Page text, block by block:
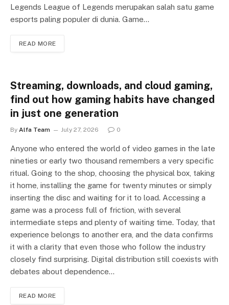
Legends League of Legends merupakan salah satu game
esports paling populer di dunia. Game…
READ MORE
Streaming, downloads, and cloud gaming,
find out how gaming habits have changed
in just one generation
By Alfa Team July 27, 2026 0
Anyone who entered the world of video games in the late
nineties or early two thousand remembers a very specific
ritual. Going to the shop, choosing the physical box, taking
it home, installing the game for twenty minutes or simply
inserting the disc and waiting for it to load. Accessing a
game was a process full of friction, with several
intermediate steps and plenty of waiting time. Today, that
experience belongs to another era, and the data confirms
it with a clarity that even those who follow the industry
closely find surprising. Digital distribution still coexists with
debates about dependence…
READ MORE